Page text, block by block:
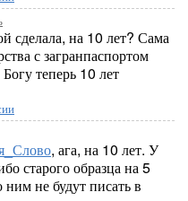
сделала, на 10 лет? Сама
с загранпаспортом
теперь 10 лет
, ага, на 10 лет. У
старого образца на 5
ним не будут писать в